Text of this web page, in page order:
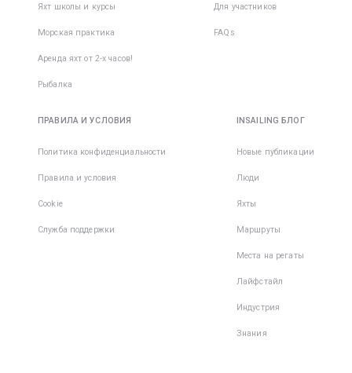
Яхт школы и курсы
Морская практика
Аренда яхт от 2-х часов!
Рыбалка
Для участников
FAQs
ПРАВИЛА И УСЛОВИЯ
Политика конфиденциальности
Правила и условия
Cookie
Служба поддержки
INSAILING БЛОГ
Новые публикации
Люди
Яхты
Маршруты
Места на регаты
Лайфстайл
Индустрия
Знания